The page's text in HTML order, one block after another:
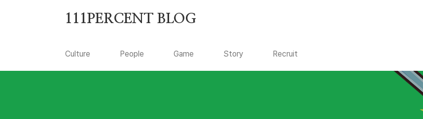
111PERCENT BLOG
Culture People Game Story Recruit